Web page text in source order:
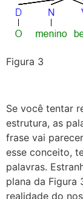
Figura 3
Se você tentar
estrutura, as
frase vai
esse conceito,
palavras.
plana da Figura
realidade do